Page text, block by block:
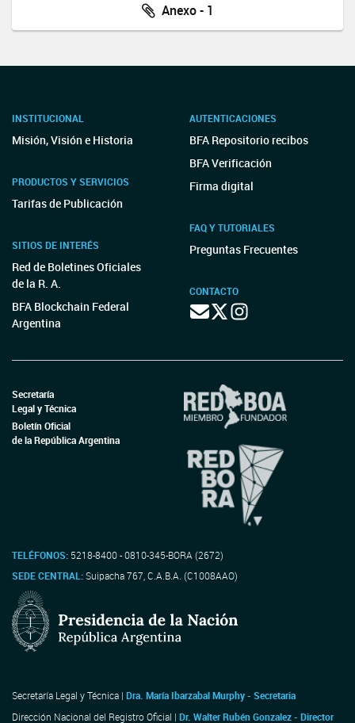
Anexo - 1
INSTITUCIONAL
Misión, Visión e Historia
PRODUCTOS Y SERVICIOS
Tarifas de Publicación
SITIOS DE INTERÉS
Red de Boletines Oficiales
de la R. A.
BFA Blockchain Federal
Argentina
AUTENTICACIONES
BFA Repositorio recibos
BFA Verificación
Firma digital
FAQ Y TUTORIALES
Preguntas Frecuentes
CONTACTO
Secretaría
Legal y Técnica
Boletín Oficial
de la República Argentina
TELÉFONOS: 5218-8400 - 0810-345-BORA (2672)
SEDE CENTRAL:Suipacha 767, C.A.B.A. (C1008AAO)
Secretaría Legal y Técnica | Dra. María Ibarzabal Murphy - Secretaria
Dirección Nacional del Registro Oficial | Dr. Walter Rubén Gonzalez - Director